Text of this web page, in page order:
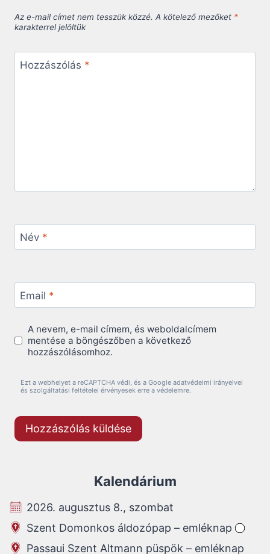
Az e-mail címet nem tesszük közzé. A kötelező mezőket *
karakterrel jelöltük
Hozzászólás *
Név *
Email *
A nevem, e-mail címem, és weboldalcímem
mentése a böngészőben a következő
hozzászólásomhoz.
Ezt a webhelyet a reCAPTCHA védi, és a Google adatvédelmi irányelvei
és szolgáltatási feltételei érvényesek erre a védelemre.
Kalendárium
2026. augusztus 8., szombat
Szent Domonkos áldozópap – emléknap
Passaui Szent Altmann püspök – emléknap